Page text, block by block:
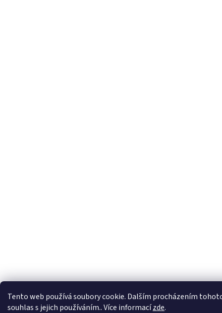
Tento web používá soubory cookie. Dalším procházením
souhlas s jejich používáním.. Více informacízde.